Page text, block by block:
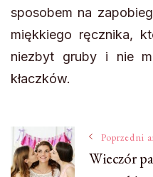
sposobem na
miękkiego ręcznika,
niezbyt gruby i nie
kłaczków.
NawigacjaPoprzedni
Wieczór